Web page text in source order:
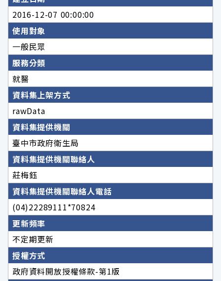
2016-12-07 00:00:00
使用對象
一般民眾
服務分類
就醫
資料集上架方式
rawData
資料集提供機關
臺中市政府衛生局
資料集提供機關聯絡人
莊梅鈺
資料集提供機關聯絡人電話
(04)22289111*70824
更新頻率
不定期更新
授權方式
政府資料開放授權條款-第1版